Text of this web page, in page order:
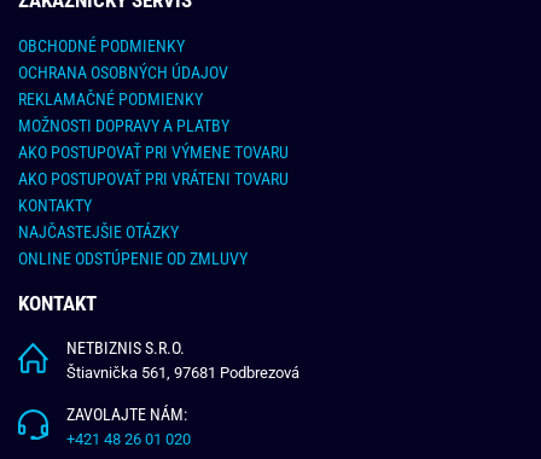
OBCHODNÉ PODMIENKY
OCHRANA OSOBNÝCH ÚDAJOV
REKLAMAČNÉ PODMIENKY
MOŽNOSTI DOPRAVY A PLATBY
AKO POSTUPOVAŤ PRI VÝMENE TOVARU
AKO POSTUPOVAŤ PRI VRÁTENI TOVARU
KONTAKTY
NAJČASTEJŠIE OTÁZKY
ONLINE ODSTÚPENIE OD ZMLUVY
KONTAKT
NETBIZNIS S.R.O.
Štiavnička 561, 97681 Podbrezová
ZAVOLAJTE NÁM:
+421 48 26 01 020